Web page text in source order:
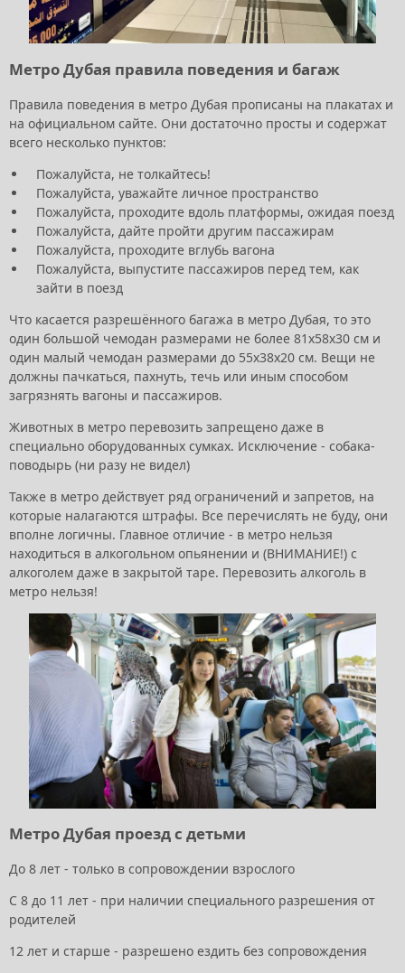
Метро Дубая правила поведения и багаж
Правила поведения в метро Дубая прописаны на плакатах и
на официальном сайте. Они достаточно просты и содержат
всего несколько пунктов:
Пожалуйста, не толкайтесь!
Пожалуйста, уважайте личное пространство
Пожалуйста, проходите вдоль платформы, ожидая поезд
Пожалуйста, дайте пройти другим пассажирам
Пожалуйста, проходите вглубь вагона
Пожалуйста, выпустите пассажиров перед тем, как
зайти в поезд
Что касается разрешённого багажа в метро Дубая, то это
один большой чемодан размерами не более 81х58х30 см и
один малый чемодан размерами до 55х38х20 см. Вещи не
должны пачкаться, пахнуть, течь или иным способом
загрязнять вагоны и пассажиров.
Животных в метро перевозить запрещено даже в
специально оборудованных сумках. Исключение - собака-
поводырь (ни разу не видел)
Также в метро действует ряд ограничений и запретов, на
которые налагаются штрафы. Все перечислять не буду, они
вполне логичны. Главное отличие - в метро нельзя
находиться в алкогольном опьянении и (ВНИМАНИЕ!) с
алкоголем даже в закрытой таре. Перевозить алкоголь в
метро нельзя!
Метро Дубая проезд с детьми
До 8 лет - только в сопровождении взрослого
С 8 до 11 лет - при наличии специального разрешения от
родителей
12 лет и старше - разрешено ездить без сопровождения